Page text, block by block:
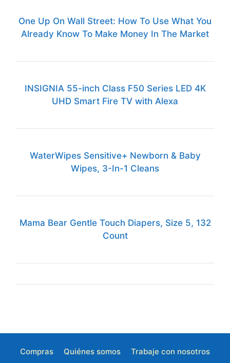
One Up On Wall Street: How To Use What You
Already Know To Make Money In The Market
INSIGNIA 55-inch Class F50 Series LED 4K
UHD Smart Fire TV with Alexa
WaterWipes Sensitive+ Newborn & Baby
Wipes, 3-In-1 Cleans
Mama Bear Gentle Touch Diapers, Size 5, 132
Count
Compras Quiénes somos
Trabaje con nosotros